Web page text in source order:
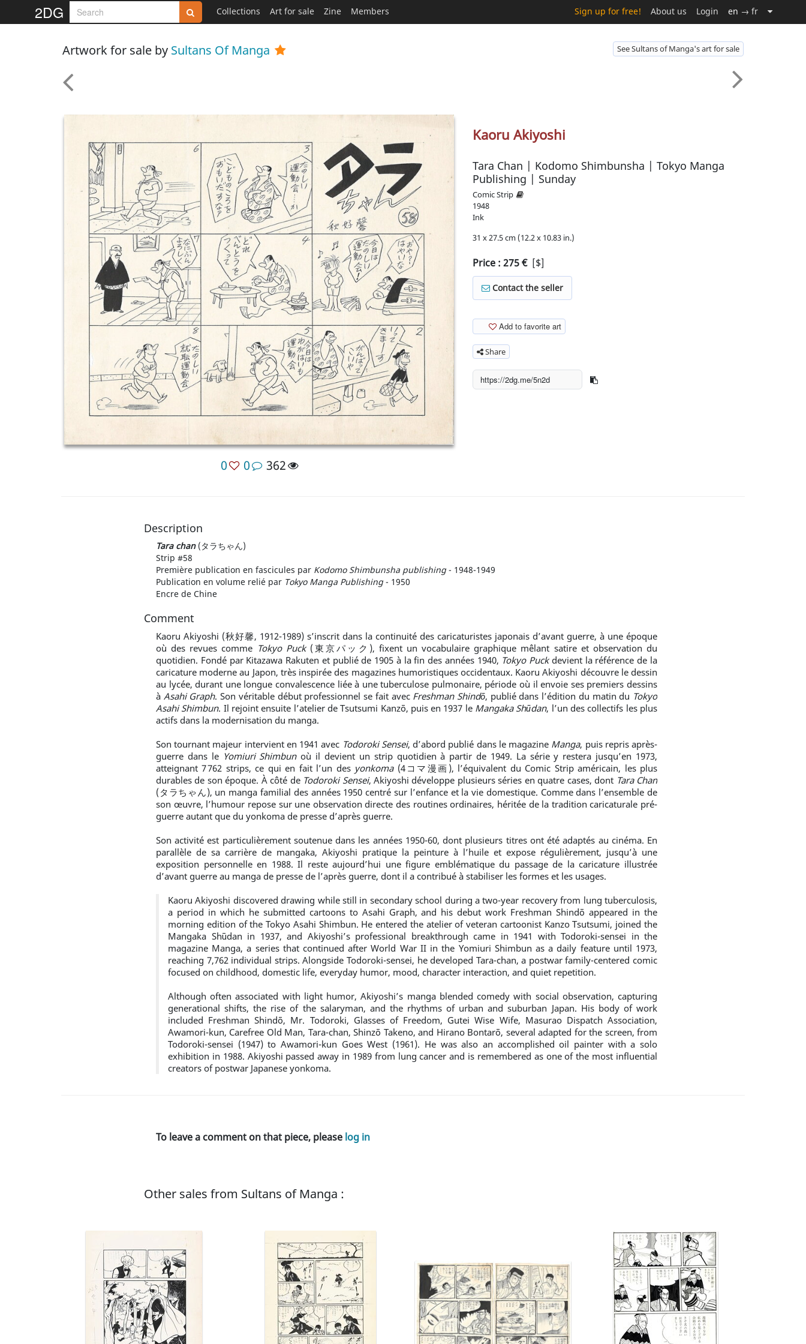
2DG Collections Art for sale Zine Members Sign up for free! About us Login en → fr
Artwork for sale by Sultans Of Manga See Sultans of Manga's art for sale
0 0 362
Kaoru Akiyoshi
Tara Chan | Kodomo Shimbunsha | Tokyo Manga
Publishing | Sunday
Comic Strip
1948
Ink
31 x 27.5 cm (12.2 x 10.83 in.)
Price : 275 [$]
Contact the seller
Add to favorite art
Share
Description
Tara chan(タラちゃん)
Strip #58
Première publication en fascicules par Kodomo Shimbunsha publishing- 1948-1949
Publication en volume relié par Tokyo Manga Publishing- 1950
Encre de Chine
Comment
Kaoru Akiyoshi (秋好馨, 1912-1989) s’inscrit dans la continuité des caricaturistes japonais d’avant guerre, à une époque
où des revues comme Tokyo Puck(東京パック), fixent un vocabulaire graphique mêlant satire et observation du
quotidien. Fondé par Kitazawa Rakuten et publié de 1905 à la fin des années 1940, Tokyo Puckdevient la référence de la
caricature moderne au Japon, très inspirée des magazines humoristiques occidentaux. Kaoru Akiyoshi découvre le dessin
au lycée, durant une longue convalescence liée à une tuberculose pulmonaire, période où il envoie ses premiers dessins
à Asahi Graph. Son véritable début professionnel se fait avec Freshman Shindō, publié dans l’édition du matin du Tokyo
Asahi Shimbun. Il rejoint ensuite l’atelier de Tsutsumi Kanzō, puis en 1937 le Mangaka Shūdan, l’un des collectifs les plus
actifs dans la modernisation du manga.
Son tournant majeur intervient en 1941 avec Todoroki Sensei, d’abord publié dans le magazine Manga, puis repris après-
guerre dans le Yomiuri Shimbunoù il devient un strip quotidien à partir de 1949. La série y restera jusqu’en 1973,
atteignant 7 762 strips, ce qui en fait l’un des yonkoma(4コマ漫画), l’équivalent du Comic Strip américain, les plus
durables de son époque. À côté de Todoroki Sensei, Akiyoshi développe plusieurs séries en quatre cases, dont Tara Chan
(タラちゃん), un manga familial des années 1950 centré sur l’enfance et la vie domestique. Comme dans l’ensemble de
son œuvre, l’humour repose sur une observation directe des routines ordinaires, héritée de la tradition caricaturale pré-
guerre autant que du yonkoma de presse d’après guerre.
Son activité est particulièrement soutenue dans les années 1950-60, dont plusieurs titres ont été adaptés au cinéma. En
parallèle de sa carrière de mangaka, Akiyoshi pratique la peinture à l’huile et expose régulièrement, jusqu’à une
exposition personnelle en 1988. Il reste aujourd’hui une figure emblématique du passage de la caricature illustrée
d’avant guerre au manga de presse de l’après guerre, dont il a contribué à stabiliser les formes et les usages.
Kaoru Akiyoshi discovered drawing while still in secondary school during a two-year recovery from lung tuberculosis,
a period in which he submitted cartoons to Asahi Graph, and his debut work Freshman Shindō appeared in the
morning edition of the Tokyo Asahi Shimbun. He entered the atelier of veteran cartoonist Kanzo Tsutsumi, joined the
Mangaka Shūdan in 1937, and Akiyoshi’s professional breakthrough came in 1941 with Todoroki-sensei in the
magazine Manga, a series that continued after World War II in the Yomiuri Shimbun as a daily feature until 1973,
reaching 7,762 individual strips. Alongside Todoroki-sensei, he developed Tara-chan, a postwar family-centered comic
focused on childhood, domestic life, everyday humor, mood, character interaction, and quiet repetition.
Although often associated with light humor, Akiyoshi’s manga blended comedy with social observation, capturing
generational shifts, the rise of the salaryman, and the rhythms of urban and suburban Japan. His body of work
included Freshman Shindō, Mr. Todoroki, Glasses of Freedom, Gutei Wise Wife, Masurao Dispatch Association,
Awamori-kun, Carefree Old Man, Tara-chan, Shinzō Takeno, and Hirano Bontarō, several adapted for the screen, from
Todoroki-sensei (1947) to Awamori-kun Goes West (1961). He was also an accomplished oil painter with a solo
exhibition in 1988. Akiyoshi passed away in 1989 from lung cancer and is remembered as one of the most influential
creators of postwar Japanese yonkoma.
To leave a comment on that piece, please log in
Other sales from Sultans of Manga :